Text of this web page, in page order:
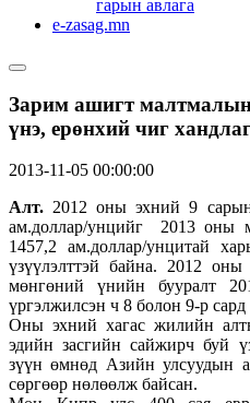
гарын авлага
e-zasag.mn
Зарим ашигт малтмалын
үнэ, ерөнхий чиг
2013-11-05 00:00:00
Алт.2012 оны эхний 9
ам.доллар/унцийг 2013 оны
1457,2 ам.доллар/унцитай
үзүүлэлттэй байна. 2012
мөнгөний үнийн бууралт
үргэлжилсэн ч 8 болон 9-р сард
Оны эхний хагас жилийн
эдийн засгийн сайжирч буй
зүүн өмнөд Азийн улсуудын
сөргөөр нөлөөлж байсан.